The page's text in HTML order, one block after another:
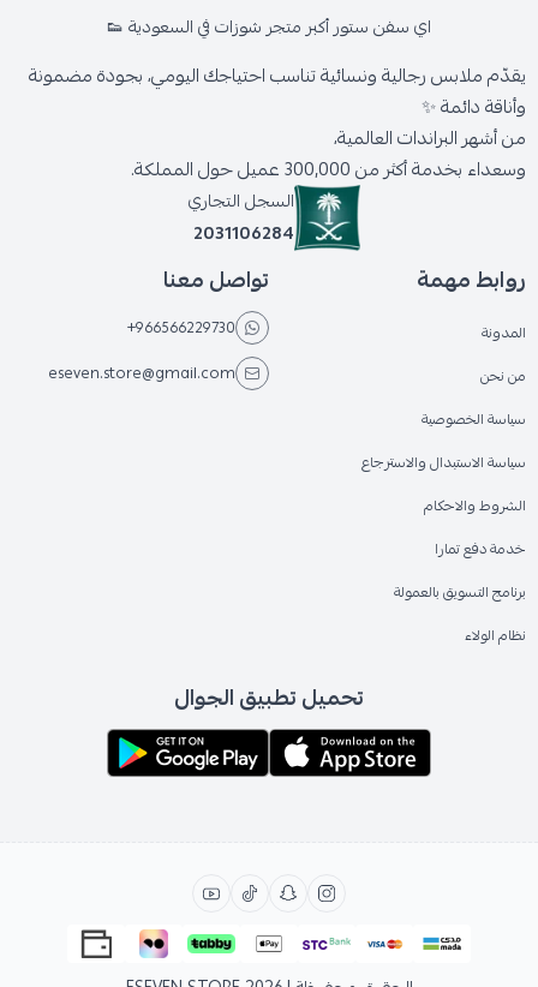
اي سفن ستور أكبر متجر شوزات في السعودية 👟
يقدّم ملابس رجالية ونسائية تناسب احتياجك اليومي، بجودة مضمونة
وأناقة دائمة ✨
من أشهر البراندات العالمية،
وسعداء بخدمة أكثر من 300,000 عميل حول المملكة.
السجل التجاري
2031106284
روابط مهمة
المدونة
من نحن
سياسة الخصوصية
سياسة الاستبدال والاسترجاع
الشروط والاحكام
خدمة دفع تمارا
برنامج التسويق بالعمولة
نظام الولاء
تواصل معنا
+966566229730
eseven.store@gmail.com
تحميل تطبيق الجوال